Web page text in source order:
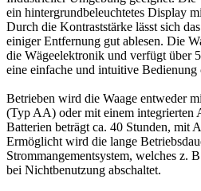
ein hintergrundbeleuchtetes Display
Durch die Kontraststärke lässt sich
einiger Entfernung gut ablesen. Die
die Wägeelektronik und verfügt über
eine einfache und intuitive Bedienung
Betrieben wird die Waage entweder
(Typ AA) oder mit einem integrierten
Batterien beträgt ca. 40 Stunden, mit
Ermöglicht wird die lange
Strommangementsystem, welches z.
bei Nichtbenutzung abschaltet.